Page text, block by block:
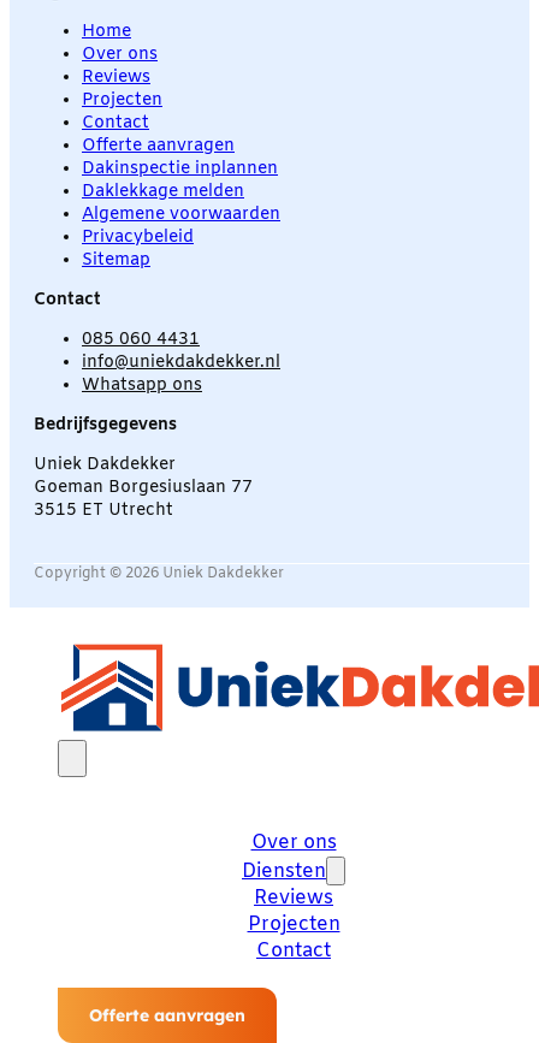
Home
Over ons
Reviews
Projecten
Contact
Offerte aanvragen
Dakinspectie inplannen
Daklekkage melden
Algemene voorwaarden
Privacybeleid
Sitemap
Contact
085 060 4431
info@uniekdakdekker.nl
Whatsapp ons
Bedrijfsgegevens
Uniek Dakdekker
Goeman Borgesiuslaan 77
3515 ET Utrecht
Copyright © 2026 Uniek Dakdekker
Over ons
Diensten
Reviews
Projecten
Contact
Offerte aanvragen